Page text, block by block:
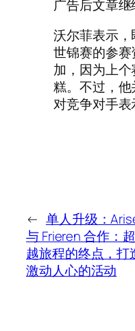
广告后文章继
沃尔菲表示
世锦赛的参
加，因为上
糕。不过，
对竞争对手表
← 单人升级：
与 Frieren 合作：超
越旅程的终点​​，打
激动人心的活动